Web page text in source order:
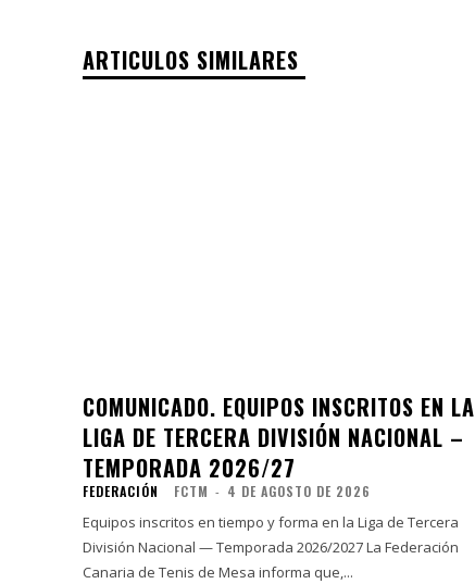
ARTICULOS SIMILARES
COMUNICADO. EQUIPOS INSCRITOS EN LA
LIGA DE TERCERA DIVISIÓN NACIONAL –
TEMPORADA 2026/27
FEDERACIÓN FCTM - 4 DE AGOSTO DE 2026
Equipos inscritos en tiempo y forma en la Liga de Tercera
División Nacional — Temporada 2026/2027 La Federación
Canaria de Tenis de Mesa informa que,...